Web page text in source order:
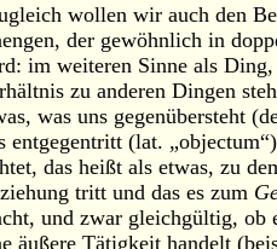
wollen wir auch den
der gewöhnlich in
im weiteren Sinne als
zu anderen Dingen
was uns gegenübersteht
entgegentritt (lat.
das heißt als etwas, zu
tritt und das es zum
und zwar gleichgültig, ob
äußere Tätigkeit handelt